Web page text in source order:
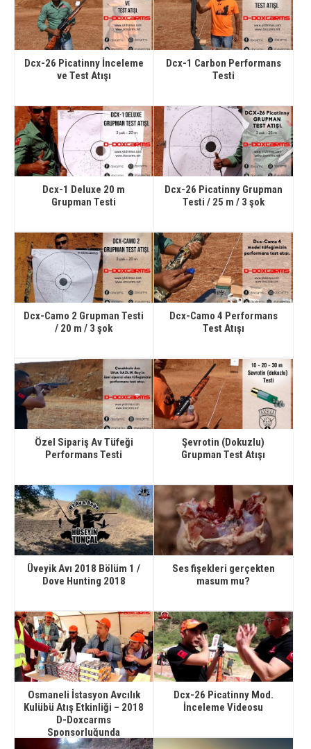
Dcx-26 Picatinny İnceleme
ve Test Atışı
Dcx-1 Carbon Performans
Testi
Dcx-1 Deluxe 20 m
Grupman Testi
Dcx-26 Picatinny Grupman
Testi / 25 m / 3 şok
Dcx-Camo 2 Grupman Testi
/ 20 m / 3 şok
Dcx-Camo 4 Performans
Test Atışı
Özel Sipariş Av Tüfeği
Performans Testi
Şevrotin (Dokuzlu)
Grupman Test Atışı
Üveyik Avı 2018 Bölüm 1 /
Dove Hunting 2018
Ses fişekleri gerçekten
masum mu?
Osmaneli İstasyon Avcılık
Kulübü Atış Etkinliği – 2018
D-Doxcarms
Sponsorluğunda
Dcx-26 Picatinny Mod.
İnceleme Videosu